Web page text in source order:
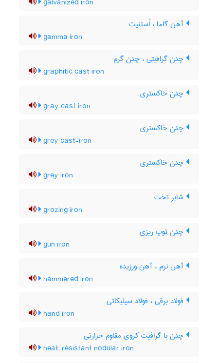
آهن گاما ، اُستنیت
gamma iron
چدن گرافیتی ، چدن گرم
graphitic cast iron
چدن خاکستری
gray cast iron
چدن خاکستری
grey cast-iron
چدن خاکستری
grey iron
شابر تخت
grozing iron
چدن توپ ریزی
gun iron
آهن نرم ، آهن ورزیده
hammered iron
فولاد برقی ، فولاد سیلیکاتی
hand iron
چدن با گرافیت کروی مقاوم حرارتی
heat-resistant nodular iron